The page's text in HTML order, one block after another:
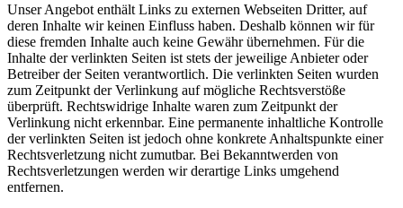
Unser Angebot enthält Links zu externen Webseiten Dritter, auf
deren Inhalte wir keinen Einfluss haben. Deshalb können wir für
diese fremden Inhalte auch keine Gewähr übernehmen. Für die
Inhalte der verlinkten Seiten ist stets der jeweilige Anbieter oder
Betreiber der Seiten verantwortlich. Die verlinkten Seiten wurden
zum Zeitpunkt der Verlinkung auf mögliche Rechtsverstöße
überprüft. Rechtswidrige Inhalte waren zum Zeitpunkt der
Verlinkung nicht erkennbar. Eine permanente inhaltliche Kontrolle
der verlinkten Seiten ist jedoch ohne konkrete Anhaltspunkte einer
Rechtsverletzung nicht zumutbar. Bei Bekanntwerden von
Rechtsverletzungen werden wir derartige Links umgehend
entfernen.